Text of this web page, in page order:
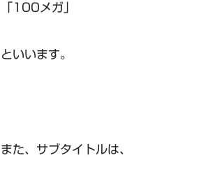
「100メガ」
といいます。
また、サブタイトルは、